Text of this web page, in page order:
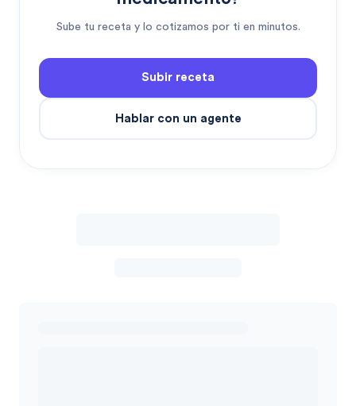
Sube tu receta y lo cotizamos por ti en minutos.
Subir receta
Hablar con un agente